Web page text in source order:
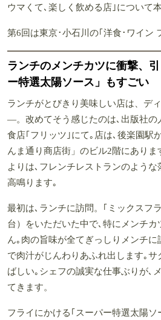
ウマくて､楽しく飲める店｣について
第6回は東京･小石川の｢洋食･ワイン
ランチのメンチカツに衝撃、
ー特選太陽ソース」もすごい
ランチがとびきり美味しい店は、デ
―。改めてそう感じたのは､出版社の
食店｢フリッツ｣にて｡店は､後楽園駅
んま通り商店街」のビル2階にありま
よりは､フレンチレストランのよう
高鳴ります｡
最初は､ランチに訪問。｢ミックスフ
台）をいただいた中で､特にメンチ
ん｡肉の旨味が全てぎっしりメンチ
で肉汁がじんわりあふれ出します｡
ばしい｡シェフの誠実な仕事ぶりが､
てきます。
フライにかける｢スーパー特選太陽